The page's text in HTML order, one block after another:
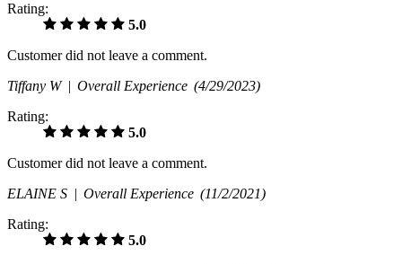
Rating:
5.0
Customer did not leave a comment.
Tiffany W | Overall Experience (4/29/2023)
Rating:
5.0
Customer did not leave a comment.
ELAINE S | Overall Experience (11/2/2021)
Rating:
5.0